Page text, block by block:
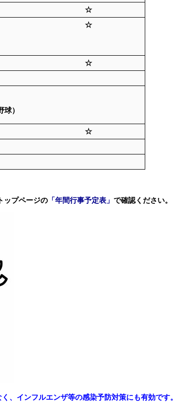
１日目 ☆
２日目 ☆
）
上 ☆
ップページの 「年間行事予定表」で確認ください。
、インフルエンザ等の感染予防対策にも有効です。